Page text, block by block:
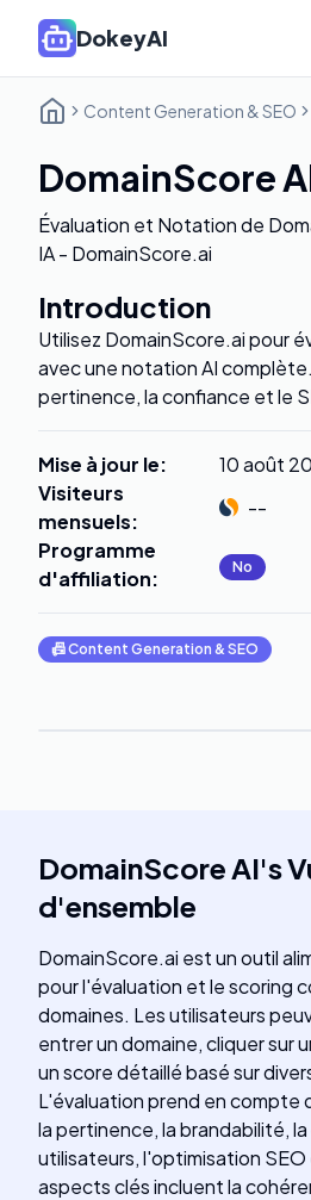
DokeyAI
Content Generation & SEO
DomainScore
Évaluation et Notation de
IA - DomainScore.ai
Introduction
Utilisez DomainScore.ai pour
avec une notation AI
pertinence, la confiance et le
Mise à jour le:
10 août
Visiteurs
mensuels:
--
Programme
d'affiliation: No
📠Content Generation & SEO
DomainScore AI's
d'ensemble
DomainScore.ai est un outil
pour l'évaluation et le scoring
domaines. Les utilisateurs
entrer un domaine, cliquer sur
un score détaillé basé sur
L'évaluation prend en compte
la pertinence, la brandabilité,
utilisateurs, l'optimisation SEO
aspects clés incluent la